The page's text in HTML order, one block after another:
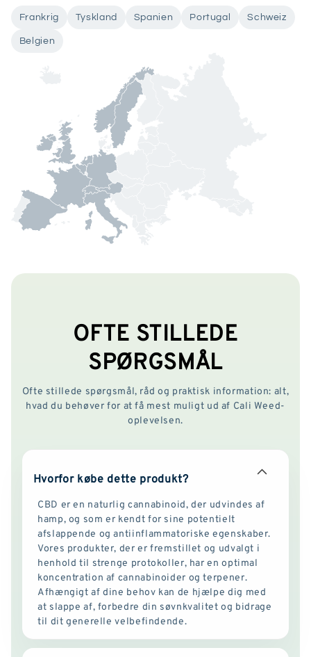
Frankrig Tyskland Spanien Portugal Schweiz
Belgien
OFTE STILLEDE
SPØRGSMÅL
Ofte stillede spørgsmål, råd og praktisk information: alt,
hvad du behøver for at få mest muligt ud af Cali Weed-
oplevelsen.
Hvorfor købe dette produkt?
CBD er en naturlig cannabinoid, der udvindes af
hamp, og som er kendt for sine potentielt
afslappende og antiinflammatoriske egenskaber.
Vores produkter, der er fremstillet og udvalgt i
henhold til strenge protokoller, har en optimal
koncentration af cannabinoider og terpener.
Afhængigt af dine behov kan de hjælpe dig med
at slappe af, forbedre din søvnkvalitet og bidrage
til dit generelle velbefindende.